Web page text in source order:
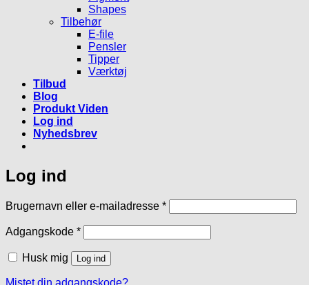
Shapes
Tilbehør
E-file
Pensler
Tipper
Værktøj
Tilbud
Blog
Produkt Viden
Log ind
Nyhedsbrev
Log ind
Brugernavn eller e-mailadresse *Påkrævet
Adgangskode *Påkrævet
Husk mig Log ind
Mistet din adgangskode?